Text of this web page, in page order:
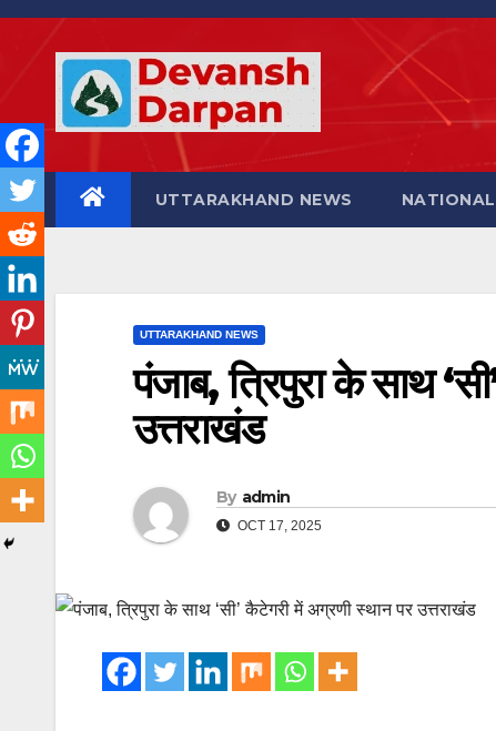
Skip
UTTARAKHAND NEWS
UTTARAKHAND NEWS
पंजाब, त्रिपुरा के साथ
उत्तराखंड
By admin
OCT 17, 2025